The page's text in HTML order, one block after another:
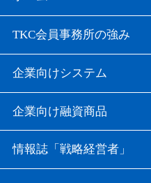
TKC会員事務所の強み
企業向けシステム
企業向け融資商品
情報誌「戦略経営者」